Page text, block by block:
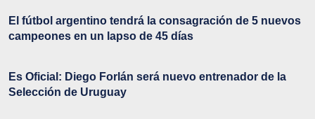
El fútbol argentino tendrá la consagración de 5 nuevos
campeones en un lapso de 45 días
Es Oficial: Diego Forlán será nuevo entrenador de la
Selección de Uruguay